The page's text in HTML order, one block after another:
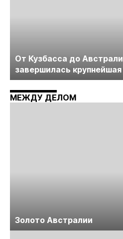
От Кузбасса до
завершилась
технологий «Недра
Майнинг»
МЕЖДУ ДЕЛОМ
Золото Австралии